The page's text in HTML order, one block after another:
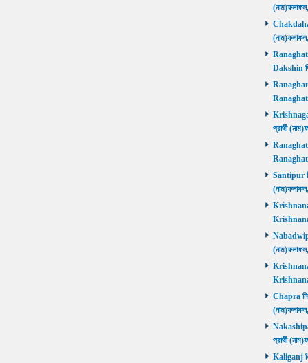
Chakdaha
Ranaghat
Dakshin
Ranaghat
Ranaghat
প্রার্থী
Ranaghat
Ranaghat
Santipur
Nabadwip
Chapra
প্রার্থী
Kaliganj